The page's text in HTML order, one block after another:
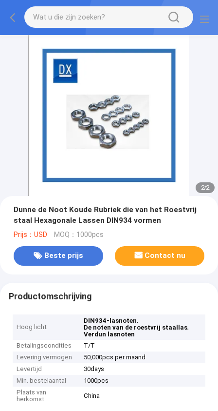
2/2
Dunne de Noot Koude Rubriek die van het Roestvrij
staal Hexagonale Lassen DIN934 vormen
Prijs：USD MOQ：1000pcs
Beste prijs Contact nu
Productomschrijving
Hoog licht
DIN934-lasnoten,
De noten van de roestvrij staallas,
Verdun lasnoten
Betalingscondities
T/T
Levering vermogen
50,000pcs per maand
Levertijd
30days
Min. bestelaantal
1000pcs
Plaats van
herkomst
China